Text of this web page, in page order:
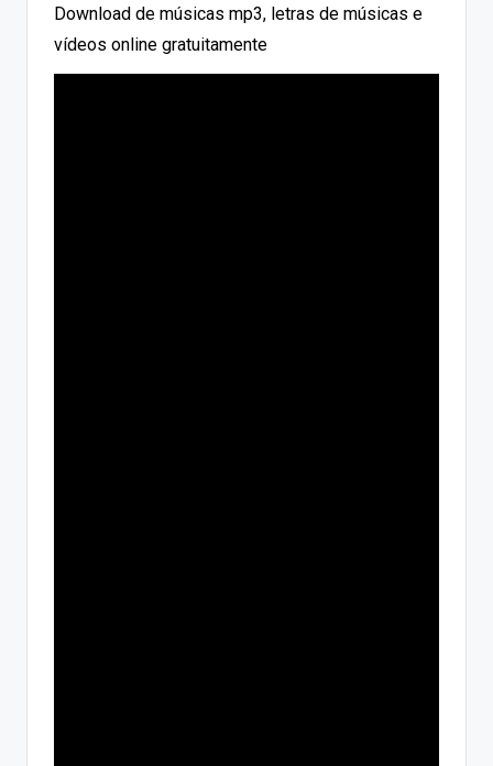
Download de músicas mp3, letras de músicas e
vídeos online gratuitamente